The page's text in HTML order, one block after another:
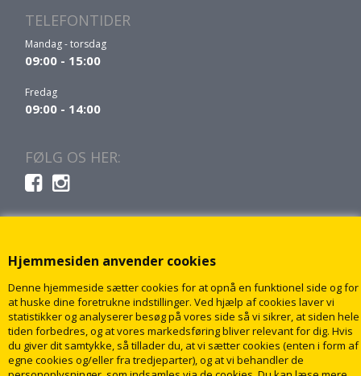
Hjemmesiden anvender cookies
Denne hjemmeside sætter cookies for at opnå en funktionel side og for
at huske dine foretrukne indstillinger. Ved hjælp af cookies laver vi
statistikker og analyserer besøg på vores side så vi sikrer, at siden hele
tiden forbedres, og at vores markedsføring bliver relevant for dig. Hvis
du giver dit samtykke, så tillader du, at vi sætter cookies (enten i form af
egne cookies og/eller fra tredjeparter), og at vi behandler de
TELEFONTIDER
Mandag - torsdag
09:00 - 15:00
Fredag
09:00 - 14:00
FØLG OS HER: